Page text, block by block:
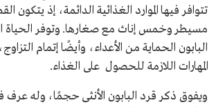
تتوافر فيها الموارد الغذائية الدائمة، إذ
مسيطر وخمس إناث مع صغارها. وتوفر الحياة
البابون الحماية من الأعداء، وأيضًا إتمام
المهارات اللازمة للحصول على الغذاء.
ويفوق ذكر قرد البابون الأنثى حجمًا، وله